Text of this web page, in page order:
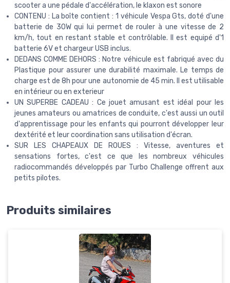
scooter a une pédale d'accélération, le klaxon est sonore
CONTENU : La boîte contient : 1 véhicule Vespa Gts, doté d'une
batterie de 30W qui lui permet de rouler à une vitesse de 2
km/h, tout en restant stable et contrôlable. Il est equipé d'1
batterie 6V et chargeur USB inclus.
DEDANS COMME DEHORS : Notre véhicule est fabriqué avec du
Plastique pour assurer une durabilité maximale. Le temps de
charge est de 8h pour une autonomie de 45 min. Il est utilisable
en intérieur ou en exterieur
UN SUPERBE CADEAU : Ce jouet amusant est idéal pour les
jeunes amateurs ou amatrices de conduite, c'est aussi un outil
d'apprentissage pour les enfants qui pourront développer leur
dextérité et leur coordination sans utilisation d'écran.
SUR LES CHAPEAUX DE ROUES : Vitesse, aventures et
sensations fortes, c'est ce que les nombreux véhicules
radiocommandés développés par Turbo Challenge offrent aux
petits pilotes.
Produits similaires